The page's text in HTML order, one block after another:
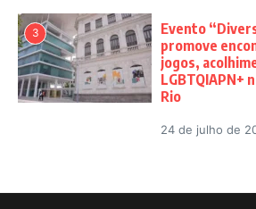
3
Evento
promove
jogos,
LGBTQIAPN+
Rio
24 de julho de